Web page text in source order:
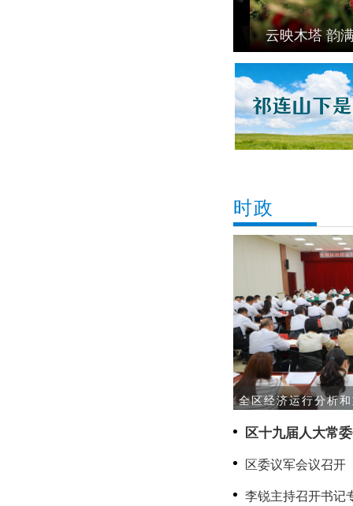
云映木塔 韵满
时政
全区经济运行分析
区十九届人大常
区委议军会议召开
李锐主持召开书记